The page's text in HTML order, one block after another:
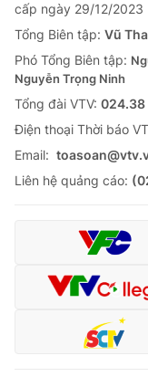
cấp ngày 29/12/2023
Tổng Biên tập: Vũ
Phó Tổng Biên tập:
Nguyễn Trọng Ninh
Tổng đài VTV: 024.38
Ðiện thoại Thời báo
Email:
Liên hệ quảng cáo: